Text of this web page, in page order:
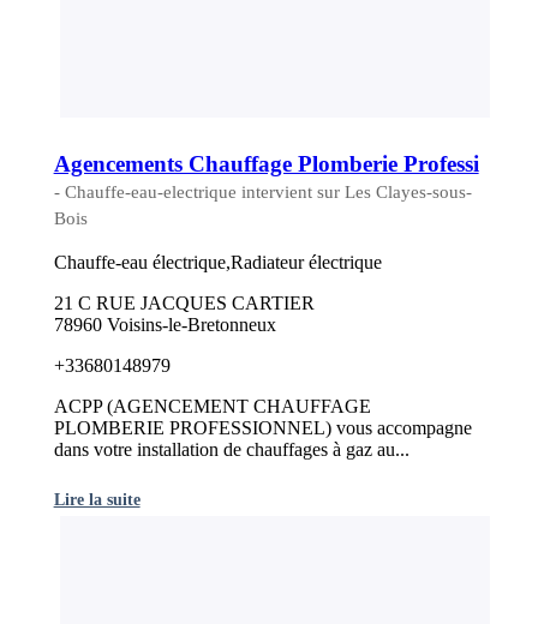
Agencements Chauffage Plomberie Professi
- Chauffe-eau-electrique intervient sur Les Clayes-sous-
Bois
Chauffe-eau électrique,Radiateur électrique
21 C RUE JACQUES CARTIER
78960 Voisins-le-Bretonneux
+33680148979
ACPP (AGENCEMENT CHAUFFAGE
PLOMBERIE PROFESSIONNEL) vous accompagne
dans votre installation de chauffages à gaz au...
Lire la suite